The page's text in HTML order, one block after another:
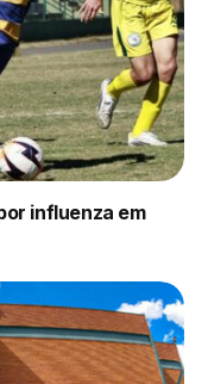
influenza em